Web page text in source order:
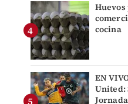
cocina
EN
United: